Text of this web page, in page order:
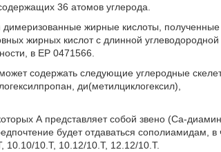
36 атомов углерода.
жирные кислоты, полученные
жирных кислот с длинной углеводородной
в ЕР 0471566.
содержать следующие углеродные
ди(метилциклогексил),
А представляет собой звено (Са-
будет отдаваться сополиамидам, в
10.Т, 10.12/10.Т, 12.12/10.Т.